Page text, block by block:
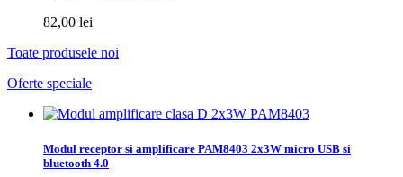
82,00 lei
Toate produsele noi
Oferte speciale
Modul receptor si amplificare PAM8403 2x3W micro USB si
bluetooth 4.0